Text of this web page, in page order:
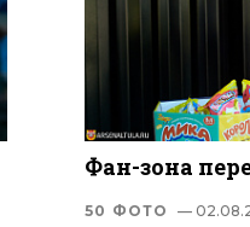
Фан-зона
50 ФОТО —